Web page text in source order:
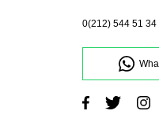
0(212) 544 51 34